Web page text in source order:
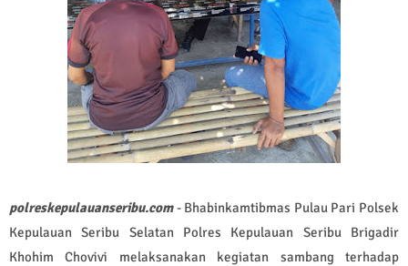
polreskepulauanseribu.com- Bhabinkamtibmas Pulau Pari Polsek
Kepulauan Seribu Selatan Polres Kepulauan Seribu Brigadir
Khohim Chovivi melaksanakan kegiatan sambang terhadap